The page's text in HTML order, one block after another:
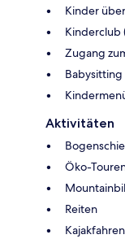
Kinder
Kinderclub
Zugang
Aktivitäten
Öko-
Reiten
Kajakfahren